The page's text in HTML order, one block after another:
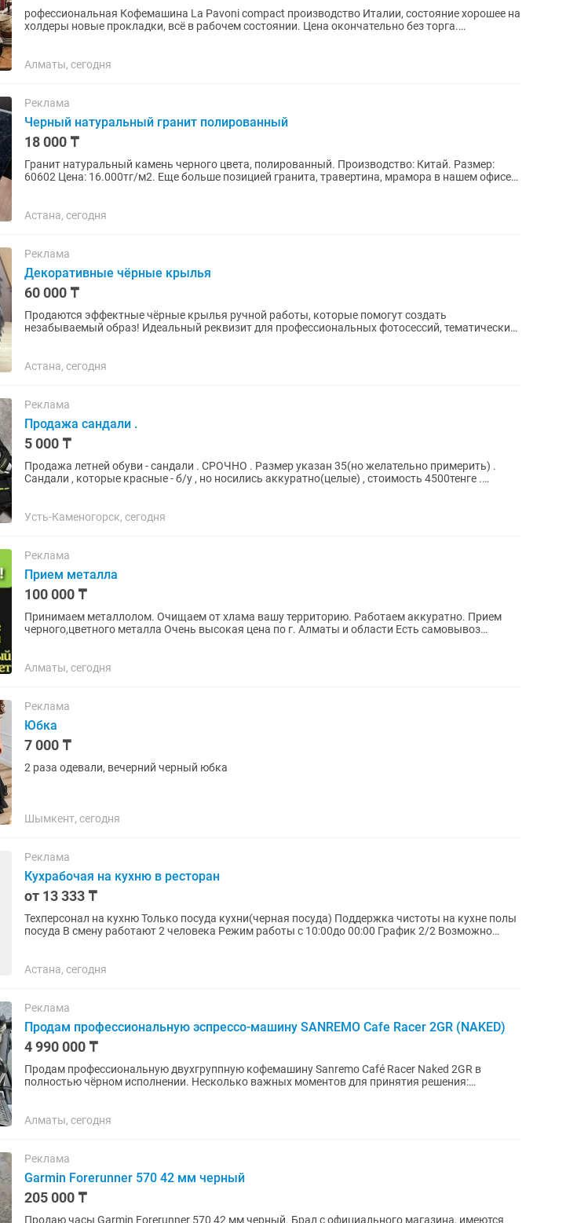
рофессиональная Кофемашина La Pavoni compact производство Италии, состояние хорошее на
холдеры новые прокладки, всё в рабочем состоянии. Цена окончательно без торга.
Алматы, сегодня
Реклама
Черный натуральный гранит полированный
18 000 ₸
Гранит натуральный камень черного цвета, полированный. Производство: Китай. Размер:
60602 Цена: 16.000тг/м2. Еще больше позицией гранита, травертина, мрамора в нашем офисе
Астана, сегодня
Реклама
Декоративные чёрные крылья
60 000 ₸
Продаются эффектные чёрные крылья ручной работы, которые помогут создать
незабываемый образ! Идеальный реквизит для профессиональных фотосессий, тематических
Астана, сегодня
Реклама
Продажа сандали .
5 000 ₸
Продажа летней обуви - сандали . СРОЧНО . Размер указан 35(но желательно примерить) .
Сандали , которые красные - б/у , но носились аккуратно(целые) , стоимость 4500тенге .
Усть-Каменогорск, сегодня
Реклама
Прием металла
100 000 ₸
Принимаем металлолом. Очищаем от хлама вашу территорию. Работаем аккуратно. Прием
черного,цветного металла Очень высокая цена по г. Алматы и области Есть самовывоз
Алматы, сегодня
Реклама
Юбка
7 000 ₸
2 раза одевали, вечерний черный юбка
Шымкент, сегодня
Реклама
Кухрабочая на кухню в ресторан
от 13 333 ₸
Техперсонал на кухню Только посуда кухни(черная посуда) Поддержка чистоты на кухне полы
посуда В смену работают 2 человека Режим работы с 10:00до 00:00 График 2/2 Возможно
Астана, сегодня
Реклама
Продам профессиональную эспрессо-машину SANREMO Cafe Racer 2GR (NAKED)
4 990 000 ₸
Продам профессиональную двухгруппную кофемашину Sanremo Café Racer Naked 2GR в
полностью чёрном исполнении. Несколько важных моментов для принятия решения:
Алматы, сегодня
Реклама
Garmin Forerunner 570 42 мм черный
205 000 ₸
Продаю часы Garmin Forerunner 570 42 мм черный. Брал с официального магазина, имеются